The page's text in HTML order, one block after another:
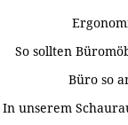
So sollten
Büro so
In unserem